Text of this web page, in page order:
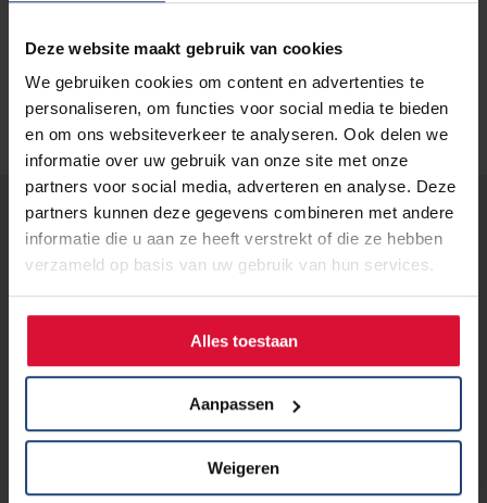
Deze website maakt gebruik van cookies
We gebruiken cookies om content en advertenties te
personaliseren, om functies voor social media te bieden
en om ons websiteverkeer te analyseren. Ook delen we
informatie over uw gebruik van onze site met onze
partners voor social media, adverteren en analyse. Deze
partners kunnen deze gegevens combineren met andere
informatie die u aan ze heeft verstrekt of die ze hebben
verzameld op basis van uw gebruik van hun services.
Alles toestaan
Aanpassen
Weigeren
Lees verder...
10 april 2020
Zorgen over longkanker? Blijf er niet
mee lopen, bel je (huis)arts
Lees verder